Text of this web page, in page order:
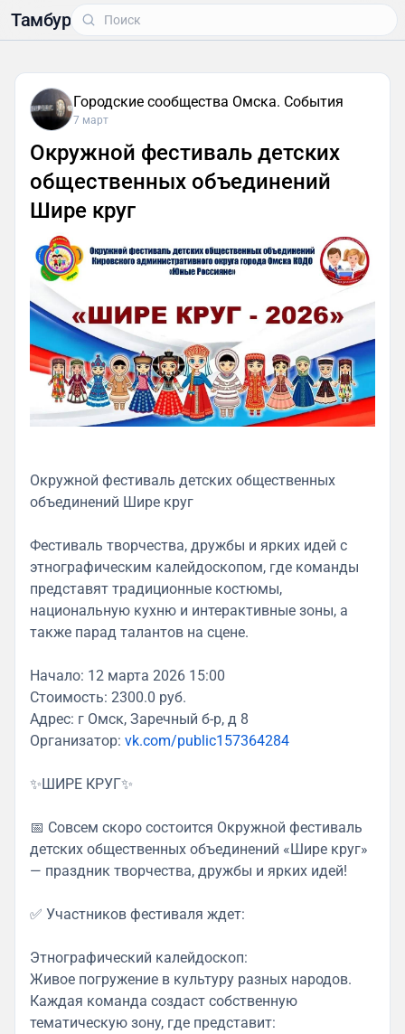
Тамбур
Городские сообщества Омска. События
7 март
Окружной фестиваль детских
общественных объединений
Шире круг
Окружной фестиваль детских общественных
объединений Шире круг
Фестиваль творчества, дружбы и ярких идей с
этнографическим калейдоскопом, где команды
представят традиционные костюмы,
национальную кухню и интерактивные зоны, а
также парад талантов на сцене.
Начало: 12 марта 2026 15:00
Стоимость: 2300.0 руб.
Адрес: г Омск, Заречный б-р, д 8
Организатор: vk.com/public157364284
✨ШИРЕ КРУГ✨
📅 Совсем скоро состоится Окружной фестиваль
детских общественных объединений «Шире круг»
— праздник творчества, дружбы и ярких идей!
✅ Участников фестиваля ждет:
Этнографический калейдоскоп:
Живое погружение в культуру разных народов.
Каждая команда создаст собственную
тематическую зону, где представит: